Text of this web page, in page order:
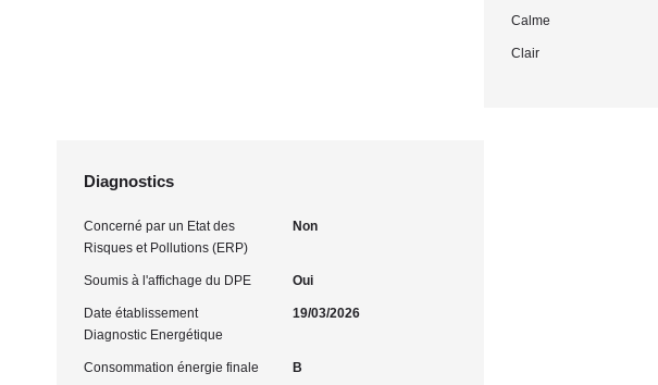
Calme
Clair
Diagnostics
Concerné par un Etat des
Risques et Pollutions (ERP)
Non
Soumis à l'affichage du DPE Oui
Date établissement
Diagnostic Energétique
19/03/2026
Consommation énergie finale B